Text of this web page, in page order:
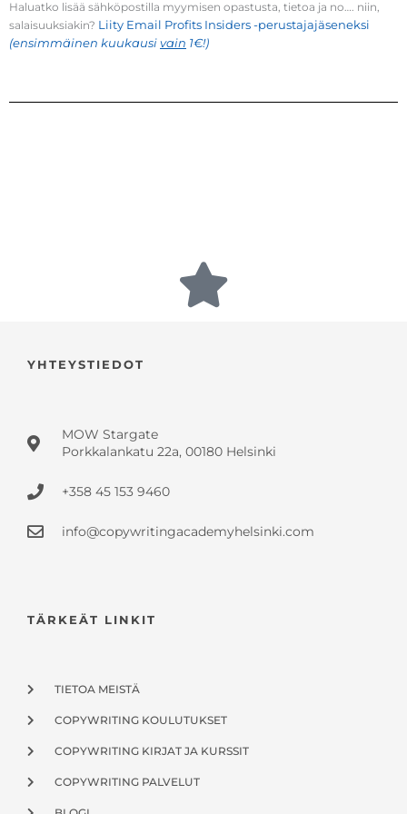
Haluatko lisää sähköpostilla myymisen opastusta, tietoa ja no…. niin,
salaisuuksiakin? Liity Email Profits Insiders -perustajajäseneksi
(ensimmäinen kuukausivain 1€!)
TÄRKEÄT LINKIT
TIETOA MEISTÄ
COPYWRITING KOULUTUKSET
COPYWRITING KIRJAT JA KURSSIT
COPYWRITING PALVELUT
YHTEYSTIEDOT
MOW Stargate
Porkkalankatu 22a, 00180 Helsinki
+358 45 153 9460
info@copywritingacademyhelsinki.com